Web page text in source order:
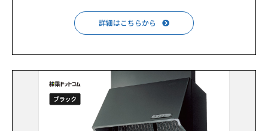
詳細はこちらから